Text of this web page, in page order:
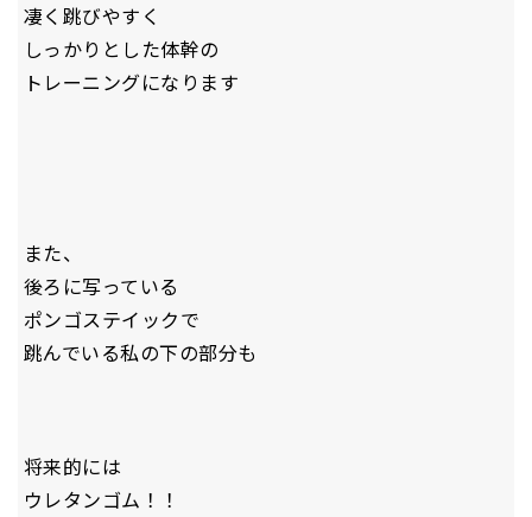
凄く跳びやすく
しっかりとした体幹の
トレーニングになります
また、
後ろに写っている
ポンゴステイックで
跳んでいる私の下の部分も
将来的には
ウレタンゴム！！